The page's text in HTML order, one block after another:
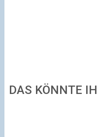
DAS KÖNNTE